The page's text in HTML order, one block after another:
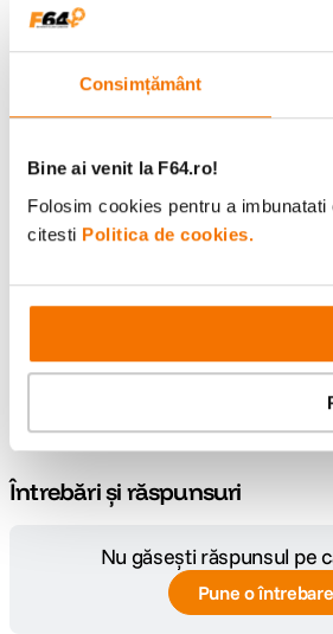
Consimțământ
Bine ai venit la F64.ro!
Folosim cookies pentru a
citesti Politica de cookies.
Stabilizare de
imagine
Nu
Obiectiv Fix /
Fix
Focala Fixa 30mm
Unghi de
cuprindere
84,7 °
Raport marire 0,15 ×
9, rotunjite
Diafragma
f/3.5
Plaja diafragme F / 3.5 - F/ 32
Autofocus
Scrie prima
Întrebări și răspunsuri
Nu găsești răspunsul pe
Pune o întrebare